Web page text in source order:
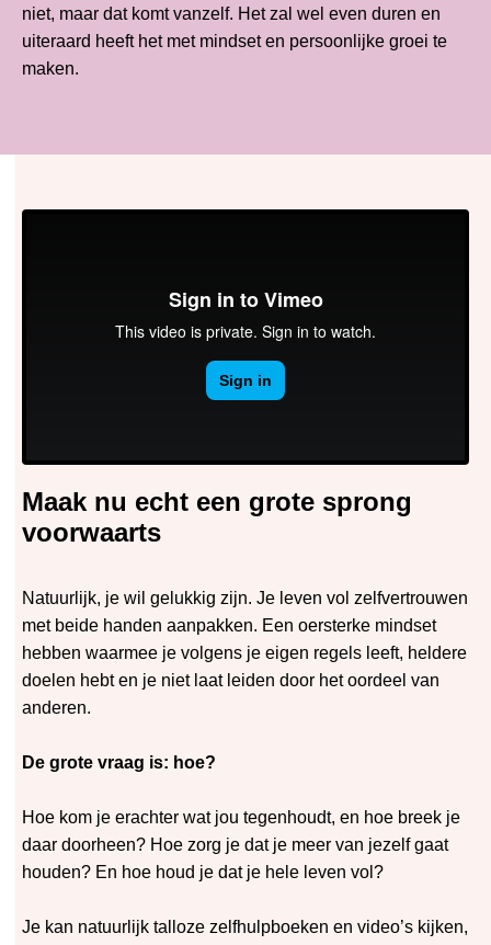
niet, maar dat komt vanzelf. Het zal wel even duren en
uiteraard heeft het met mindset en persoonlijke groei te
maken.
Maak nu echt een grote sprong
voorwaarts
Natuurlijk, je wil gelukkig zijn. Je leven vol zelfvertrouwen
met beide handen aanpakken. Een oersterke mindset
hebben waarmee je volgens je eigen regels leeft, heldere
doelen hebt en je niet laat leiden door het oordeel van
anderen.
De grote vraag is: hoe?
Hoe kom je erachter wat jou tegenhoudt, en hoe breek je
daar doorheen? Hoe zorg je dat je meer van jezelf gaat
houden? En hoe houd je dat je hele leven vol?
Je kan natuurlijk talloze zelfhulpboeken en video’s kijken,